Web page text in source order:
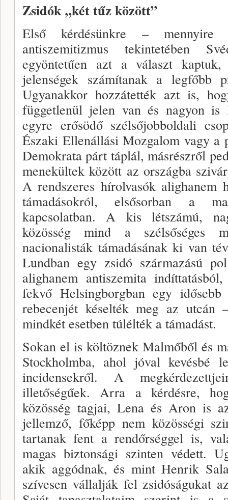
Zsidók „két tűz között”
Első kérdésünkre –
antiszemitizmus tekintetében
egyöntetűen azt a választ
jelenségek számítanak a legfőbb
Ugyanakkor hozzátették azt is,
függetlenül jelen van és nagyon
egyre erősödő szélsőjobboldali
Északi Ellenállási Mozgalom vagy a
Demokrata párt táplál, másrészről
menekültek között az országba
A rendszeres hírolvasók alighanem
támadásokról, elsősorban a
kapcsolatban. A kis létszámú,
közösség mind a szélsőséges
nacionalisták támadásának ki van
Lundban egy zsidó származású
alighanem antiszemita
fekvő Helsingborgban egy
rebecenjét késelték meg az utcán
mindkét esetben túlélték a támadást.
Sokan el is költöznek Malmőből és
Stockholmba, ahol jóval kevésbé
incidensekről. A
illetőségűek. Arra a kérdésre,
közösség tagjai, Lena és Aron is
jellemző, főképp nem közösségi
tartanak fent a rendőrséggel is,
magas biztonsági szinten védett.
akik aggódnak, és mint Henrik
szívesen vállalják fel zsidóságukat